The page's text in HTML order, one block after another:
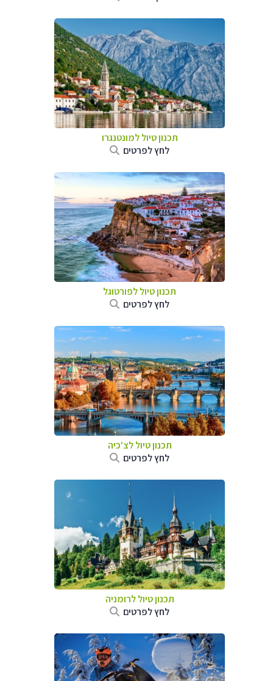
תכנון טיול למונטנגרו
לחץ לפרטים
תכנון טיול לפורטוגל
לחץ לפרטים
תכנון טיול לצ'כיה
לחץ לפרטים
תכנון טיול לרומניה
לחץ לפרטים